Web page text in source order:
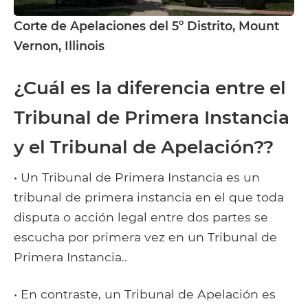
Corte de Apelaciones del 5º Distrito, Mount
Vernon, Illinois
¿Cuál es la diferencia entre el
Tribunal de Primera Instancia
y el Tribunal de Apelación??
• Un Tribunal de Primera Instancia es un
tribunal de primera instancia en el que toda
disputa o acción legal entre dos partes se
escucha por primera vez en un Tribunal de
Primera Instancia..
• En contraste, un Tribunal de Apelación es